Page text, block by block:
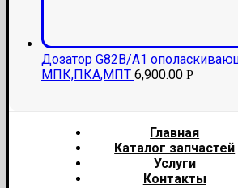
Дозатор G82B/A1
МПК,ПКА,МПТ 6,900.00 Р
Главная
Каталог запчастей
Услуги
Контакты